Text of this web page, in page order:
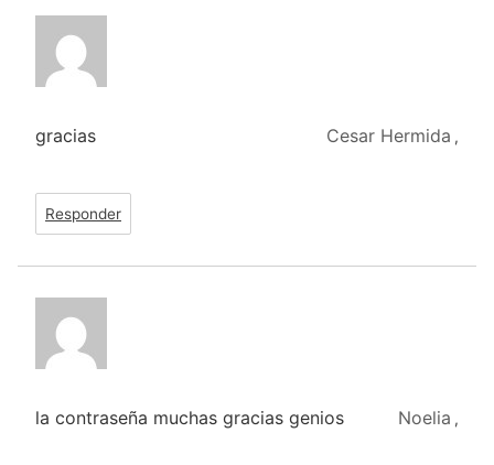
Cesar Hermida ,
gracias
Responder
Noelia ,
la contraseña muchas gracias genios